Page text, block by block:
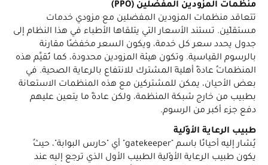
منظمات المزودين المفضلين (PPO)
تتعاقد منظمات المزودين المفضلين مع مزودي خدمات
مستقلّين. تستند الأسعار التي يتلقاها الأطباء في هذا النظام إلى
جدول يحدد سعر كل خدمة، ويكون السعر مخفضًا مقارنة
بالرسوم القياسية. وتكون هيئة المزودين محدودة، كما تُقيِّم هذه
المنظماتُ عادةً أهليةَ المشترك للانتفاع بالرعاية الصحية. في
بعض الأحيان، يمكن للمشتركين مع هذه المنظمات الاستعانة
بطبيب من خارج شبكة المنظمة، ولكن عادةً ما يتعين عليهم
دفع جزء أكبر من الرسوم.
طبيب الرعاية الأوّلية
يُشار إليه أحيانًا باسم "gatekeeper" أي "حارس البوابة"، حيثُ
يكون طبيب الرعاية الأوّلية الطبيب الأول الذي ترجع إليه عند